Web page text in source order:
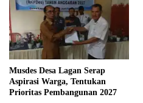
Musdes Desa Lagan Serap
Aspirasi Warga, Tentukan
Prioritas Pembangunan 2027